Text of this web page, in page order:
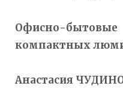
Офисно-
компактных
Анастасия